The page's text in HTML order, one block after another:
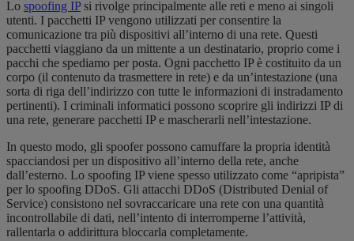
Lo spoofing IP si rivolge principalmente alle reti e meno ai singoli
utenti. I pacchetti IP vengono utilizzati per consentire la
comunicazione tra più dispositivi all’interno di una rete. Questi
pacchetti viaggiano da un mittente a un destinatario, proprio come i
pacchi che spediamo per posta. Ogni pacchetto IP è costituito da un
corpo (il contenuto da trasmettere in rete) e da un’intestazione (una
sorta di riga dell’indirizzo con tutte le informazioni di instradamento
pertinenti). I criminali informatici possono scoprire gli indirizzi IP di
una rete, generare pacchetti IP e mascherarli nell’intestazione.
In questo modo, gli spoofer possono camuffare la propria identità
spacciandosi per un dispositivo all’interno della rete, anche
dall’esterno. Lo spoofing IP viene spesso utilizzato come “apripista”
per lo spoofing DDoS. Gli attacchi DDoS (Distributed Denial of
Service) consistono nel sovraccaricare una rete con una quantità
incontrollabile di dati, nell’intento di interromperne l’attività,
rallentarla o addirittura bloccarla completamente.